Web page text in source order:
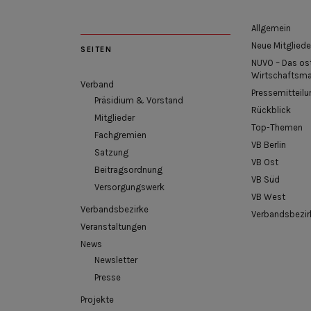
SEITEN
Verband
Präsidium & Vorstand
Mitglieder
Fachgremien
Satzung
Beitragsordnung
Versorgungswerk
Verbandsbezirke
Veranstaltungen
News
Newsletter
Presse
Projekte
Allgemein
Neue
NUVO – Das
Rückblick
Top-Themen
VB Berlin
VB Ost
VB Süd
VB West